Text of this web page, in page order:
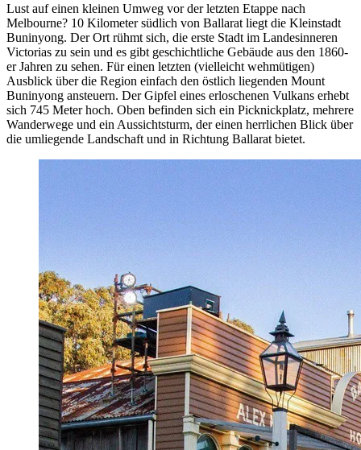
Lust auf einen kleinen Umweg vor der letzten Etappe nach
Melbourne? 10 Kilometer südlich von Ballarat liegt die Kleinstadt
Buninyong. Der Ort rühmt sich, die erste Stadt im Landesinneren
Victorias zu sein und es gibt geschichtliche Gebäude aus den 1860-
er Jahren zu sehen. Für einen letzten (vielleicht wehmütigen)
Ausblick über die Region einfach den östlich liegenden Mount
Buninyong ansteuern. Der Gipfel eines erloschenen Vulkans erhebt
sich 745 Meter hoch. Oben befinden sich ein Picknickplatz, mehrere
Wanderwege und ein Aussichtsturm, der einen herrlichen Blick über
die umliegende Landschaft und in Richtung Ballarat bietet.